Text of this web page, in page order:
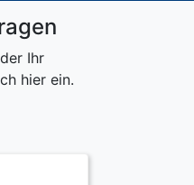
Ihr
hier ein.